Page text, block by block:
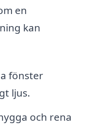
en
kan
fönster
ljus.
och rena